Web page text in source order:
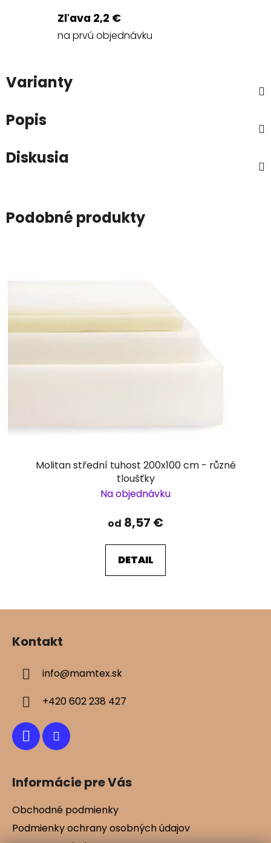
Zľava 2,2 €
na prvú objednávku
Varianty
Popis
Diskusia
Podobné produkty
Molitan střední tuhost 200x100 cm - různé
tloušťky
Na objednávku
od 8,57 €
DETAIL
Kontakt
info@mamtex.sk
+420 602 238 427
Informácie pre Vás
Obchodné podmienky
Podmienky ochrany osobných údajov